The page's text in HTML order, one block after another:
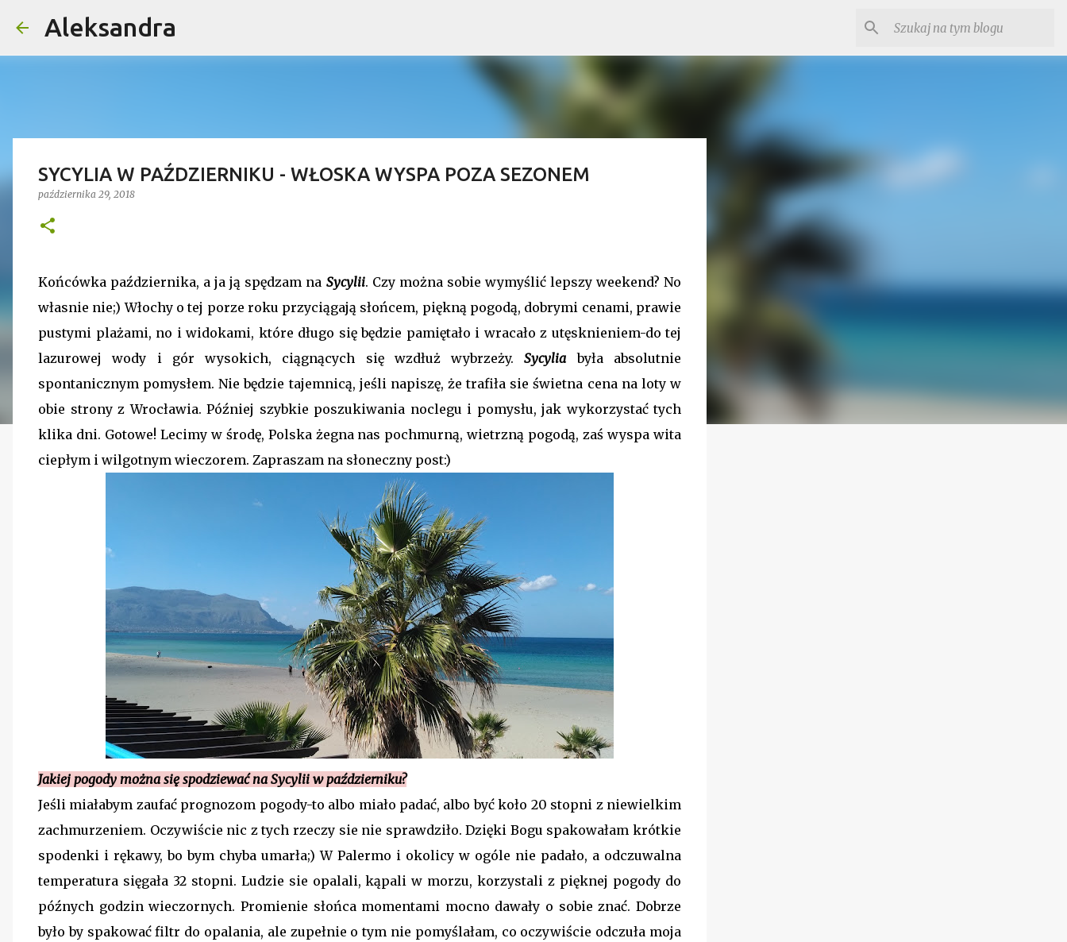
Aleksandra
SYCYLIA W PAŹDZIERNIKU - WŁOSKA WYSPA POZA SEZONEM
października 29, 2018
Końcówka października, a ja ją spędzam na Sycylii. Czy można sobie wymyślić lepszy weekend? No
własnie nie;) Włochy o tej porze roku przyciągają słońcem, piękną pogodą, dobrymi cenami, prawie
pustymi plażami, no i widokami, które długo się będzie pamiętało i wracało z utęsknieniem-do tej
lazurowej wody i gór wysokich, ciągnących się wzdłuż wybrzeży.Sycylia była absolutnie
spontanicznym pomysłem. Nie będzie tajemnicą, jeśli napiszę, że trafiła sie świetna cena na loty w
obie strony z Wrocławia. Później szybkie poszukiwania noclegu i pomysłu, jak wykorzystać tych
klika dni. Gotowe! Lecimy w środę, Polska żegna nas pochmurną, wietrzną pogodą, zaś wyspa wita
ciepłym i wilgotnym wieczorem. Zapraszam na słoneczny post:)
Jakiej pogody można się spodziewać na Sycylii w październiku?
Jeśli miałabym zaufać prognozom pogody-to albo miało padać, albo być koło 20 stopni z niewielkim
zachmurzeniem. Oczywiście nic z tych rzeczy sie nie sprawdziło. Dzięki Bogu spakowałam krótkie
spodenki i rękawy, bo bym chyba umarła;) W Palermo i okolicy w ogóle nie padało, a odczuwalna
temperatura sięgała 32 stopni. Ludzie sie opalali, kąpali w morzu, korzystali z pięknej pogody do
późnych godzin wieczornych. Promienie słońca momentami mocno dawały o sobie znać. Dobrze
było by spakować filtr do opalania, ale zupełnie o tym nie pomyślałam, co oczywiście odczuła moja